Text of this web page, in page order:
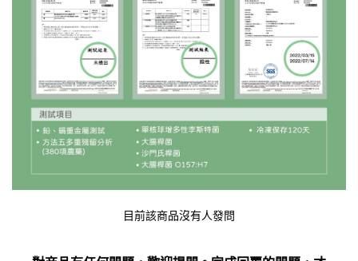
目前該商品沒有人發問